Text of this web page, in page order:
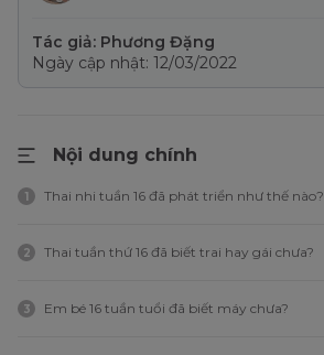
Tác giả: Phương Đặng
Ngày cập nhật: 12/03/2022
Nội dung chính
1 Thai nhi tuần 16 đã phát triển như thế nào?
2 Thai tuần thứ 16 đã biết trai hay gái chưa?
3 Em bé 16 tuần tuổi đã biết máy chưa?